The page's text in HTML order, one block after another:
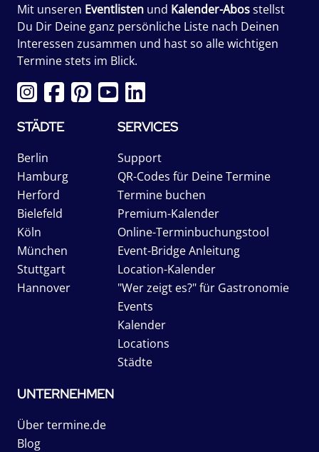
Mit unseren Eventlisten und Kalender-Abosstellst
Du Dir Deine ganz persönliche Liste nach Deinen
Interessen zusammen und hast so alle wichtigen
Termine stets im Blick.
STÄDTE
Berlin
Hamburg
Herford
Bielefeld
Köln
München
Stuttgart
Hannover
SERVICES
Support
QR-Codes für Deine Termine
Termine buchen
Premium-Kalender
Online-Terminbuchungstool
Event-Bridge Anleitung
Location-Kalender
"Wer zeigt es?" für Gastronomie
Events
Kalender
Locations
Städte
UNTERNEHMEN
Über termine.de
Blog